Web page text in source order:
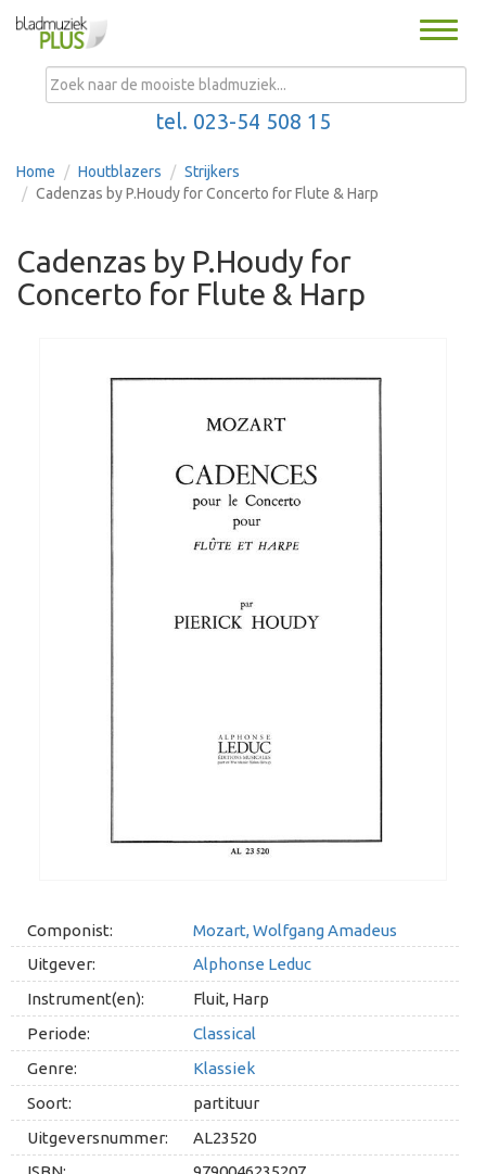
Toggle
tel. 023-54 508 15
MENU
Home Houtblazers
Strijkers
Cadenzas by P.Houdy for Concerto for Flute & Harp
Cadenzas by P.Houdy for
Concerto for Flute & Harp
Componist:
Mozart, Wolfgang Amadeus
Uitgever:
Alphonse Leduc
Instrument(en):
Fluit, Harp
Periode:
Classical
Genre:
Klassiek
Soort:
partituur
Uitgeversnummer:
AL23520